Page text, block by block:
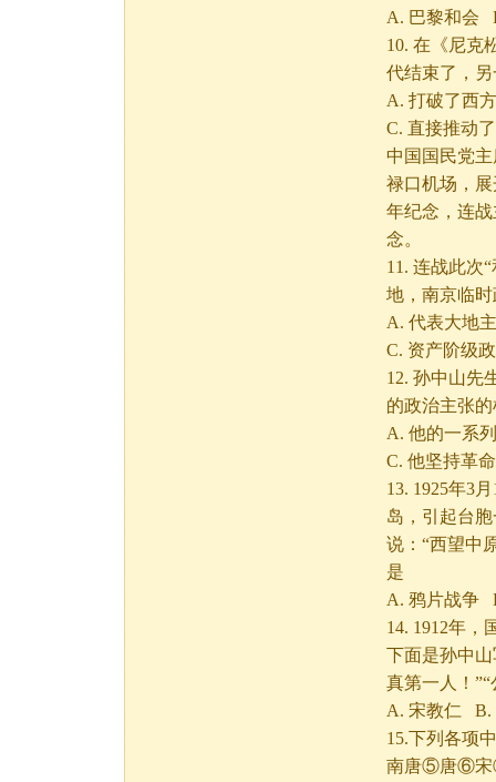
A. 巴黎和会
10. 在《尼克
代结束了，
A. 打破了西
C. 直接推
中国国民党
禄口机场，
年纪念，连
念。
11. 连战此次
地，南京临
A. 代表大地
C. 资产阶
12. 孙中山先
的政治主张
A. 他的一系
C. 他坚持革
13. 1925年3
岛，引起台
说：“西望中
是
A. 鸦片战争
14. 1912年，
下面是孙中
真第一人！”“
A. 宋教仁
15.下列各项
南唐⑤唐⑥